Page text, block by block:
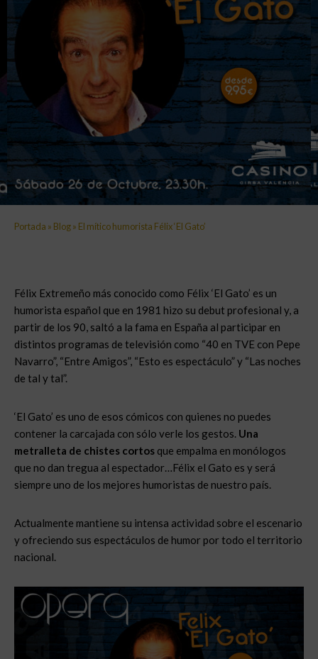
Portada » Blog» El mítico humorista Félix ‘El Gato’
Félix Extremeño más conocido como Félix ‘El Gato’ es un
humorista español que en 1981 hizo su debut profesional y, a
partir de los 90, saltó a la fama en España al participar en
distintos programas de televisión como “40 en TVE con Pepe
Navarro”, “Entre Amigos”, “Esto es espectáculo” y “Las noches
de tal y tal”.
‘El Gato’ es uno de esos cómicos con quienes no puedes
contener la carcajada con sólo verle los gestos. Una
metralleta de chistes cortos que empalma en monólogos
que no dan tregua al espectador…Félix el Gato es y será
siempre uno de los mejores humoristas de nuestro país.
Actualmente mantiene su intensa actividad sobre el escenario
y ofreciendo sus espectáculos de humor por todo el territorio
nacional.